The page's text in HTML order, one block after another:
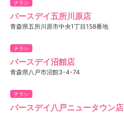
チラシ
バースデイ五所川原店
青森県五所川原市中央1丁目158番地
チラシ
バースデイ沼館店
青森県八戸市沼館3-4-74
チラシ
バースデイ八戸ニュータウン店